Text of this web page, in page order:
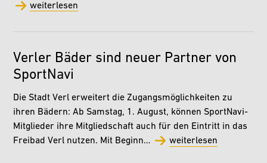
weiterlesen
Verler Bäder sind neuer Partner von
SportNavi
Die Stadt Verl erweitert die Zugangsmöglichkeiten zu
ihren Bädern: Ab Samstag, 1. August, können SportNavi-
Mitglieder ihre Mitgliedschaft auch für den Eintritt in das
Freibad Verl nutzen. Mit Beginn…
weiterlesen